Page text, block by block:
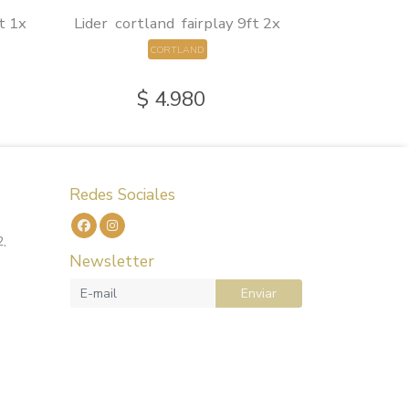
1x Lider cortland fairplay 9ft 2x
CORTLAND
$ 4.980
Redes Sociales
Newsletter
Enviar